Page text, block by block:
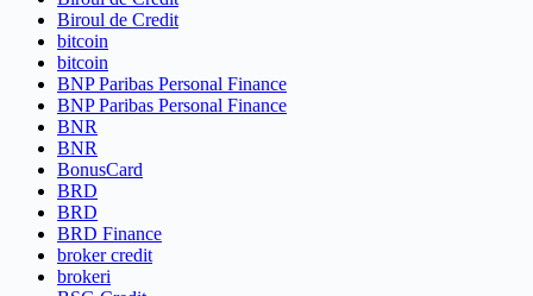
Biroul de Credit
bitcoin
bitcoin
BNP Paribas Personal Finance
BNP Paribas Personal Finance
BNR
BNR
BonusCard
BRD
BRD
BRD Finance
broker credit
brokeri